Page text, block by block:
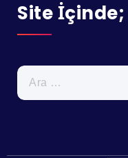
Site İçinde;
Arama: